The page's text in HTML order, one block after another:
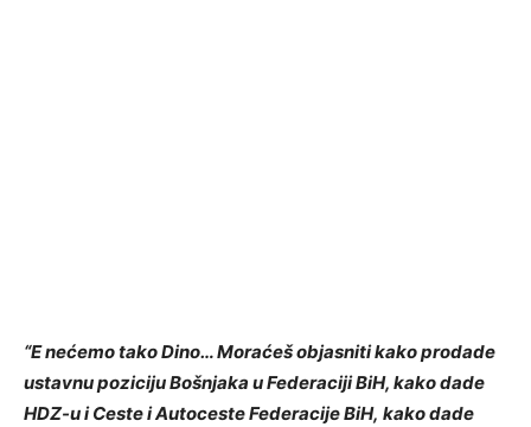
“E nećemo tako Dino… Moraćeš objasniti kako prodade
ustavnu poziciju Bošnjaka u Federaciji BiH, kako dade
HDZ-u i Ceste i Autoceste Federacije BiH, kako dade